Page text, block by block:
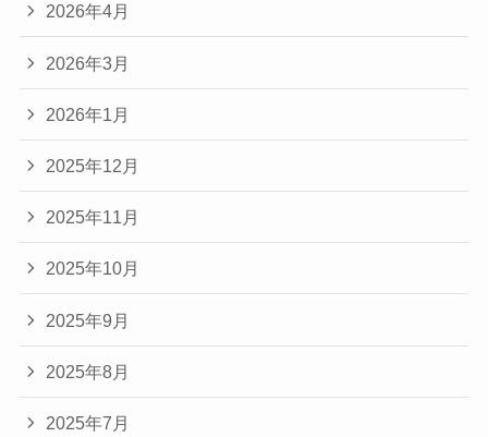
2026年4月
2026年3月
2026年1月
2025年12月
2025年11月
2025年10月
2025年9月
2025年8月
2025年7月